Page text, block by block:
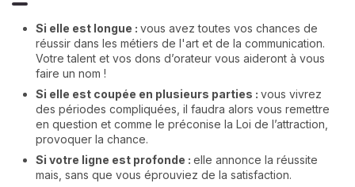
Si elle est longue : vous avez toutes vos chances de
réussir dans les métiers de l'art et de la communication.
Votre talent et vos dons d’orateur vous aideront à vous
faire un nom !
Si elle est coupée en plusieurs parties : vous vivrez
des périodes compliquées, il faudra alors vous remettre
en question et comme le préconise la Loi de l’attraction,
provoquer la chance.
Si votre ligne est profonde : elle annonce la réussite
mais, sans que vous éprouviez de la satisfaction.